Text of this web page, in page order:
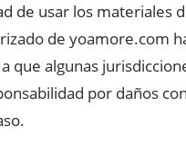
de usar los materiales
de yoamore.com
que algunas
por daños